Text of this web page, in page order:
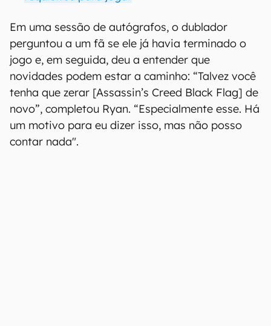
Em uma sessão de autógrafos, o dublador
perguntou a um fã se ele já havia terminado o
jogo e, em seguida, deu a entender que
novidades podem estar a caminho: “Talvez você
tenha que zerar [Assassin’s Creed Black Flag] de
novo”, completou Ryan. “Especialmente esse. Há
um motivo para eu dizer isso, mas não posso
contar nada".